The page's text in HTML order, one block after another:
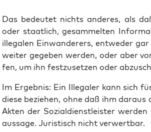
Das bedeu­tet nichts ande­res, als
oder staat­lich, gesam­mel­ten
ille­ga­len Ein­wan­de­rers, ent­we­der
wei­ter gege­ben wer­den, oder aber
fen, um ihn fest­zu­set­zen oder
Im Ergeb­nis: Ein Ille­ga­ler kann sich
die­se bezie­hen, ohne daß ihm
Akten der Sozi­al­dienst­leis­ter
aus­sa­ge. Juris­tisch nicht verwertbar.